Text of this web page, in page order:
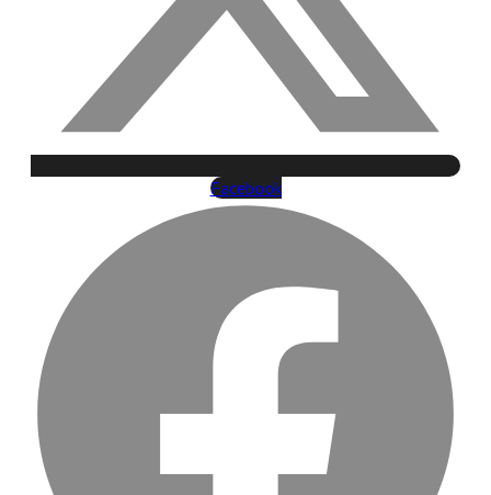
Facebook